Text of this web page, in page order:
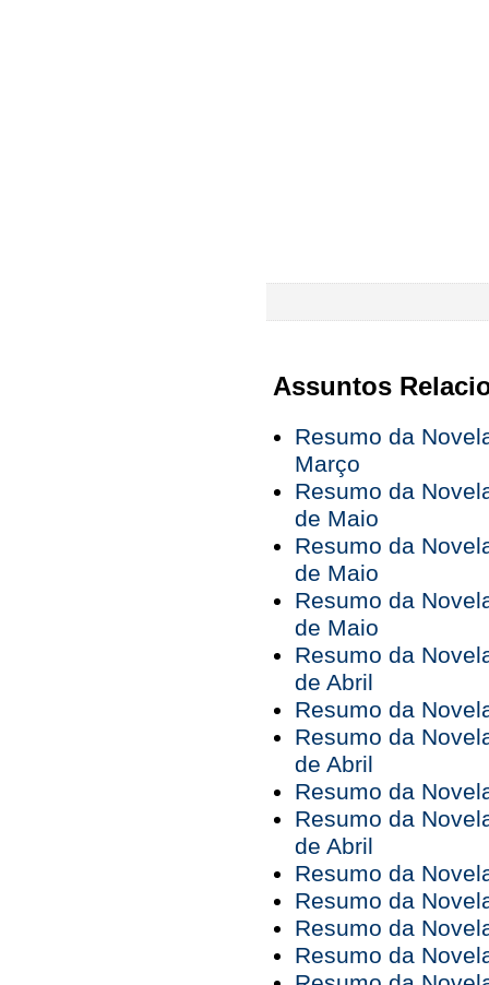
Assuntos
Resumo da
Março
Resumo da
de Maio
Resumo da
de Maio
Resumo da
de Maio
Resumo da
de Abril
Resumo da
Resumo da
de Abril
Resumo da
Resumo da
de Abril
Resumo da
Resumo da
Resumo da
Resumo da